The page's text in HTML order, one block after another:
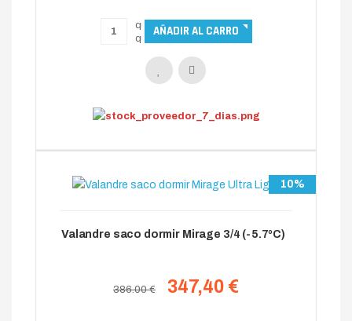
10%
Valandre saco dormir Mirage 3/4 (-5.7ºC)
386.00 € 347,40 €